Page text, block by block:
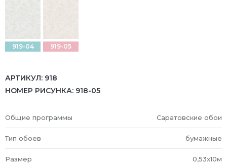
919-04 919-05
АРТИКУЛ: 918
НОМЕР РИСУНКА: 918-05
Общие программы Саратовские обои
Тип обоев бумажные
Размер 0,53x10м